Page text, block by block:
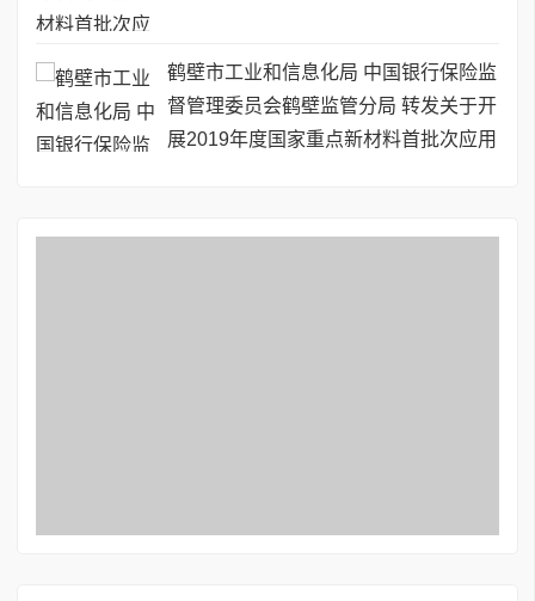
鹤壁市工业和信息化局 中国银行保险监
督管理委员会鹤壁监管分局 转发关于开
展2019年度国家重点新材料首批次应用